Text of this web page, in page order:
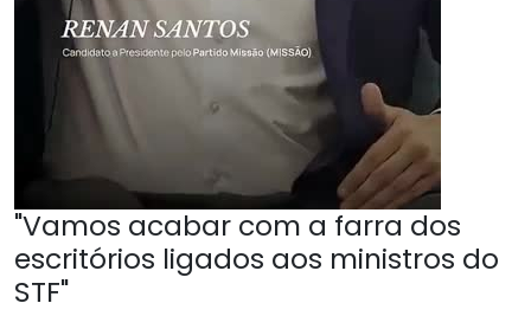
"Vamos acabar com a farra dos
escritórios ligados aos ministros do
STF"